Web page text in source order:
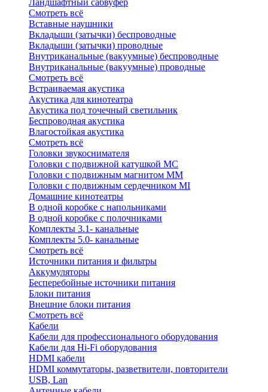
Ландшафтный сабвуфер
Смотреть всё
Вставные наушники
Вкладыши (затычки) беспроводные
Вкладыши (затычки) проводные
Внутриканальные (вакуумные) беспроводные
Внутриканальные (вакуумные) проводные
Смотреть всё
Встраиваемая акустика
Акустика для кинотеатра
Акустика под точечный светильник
Беспроводная акустика
Влагостойкая акустика
Смотреть всё
Головки звукоснимателя
Головки с подвижной катушкой MC
Головки с подвижным магнитом ММ
Головки с подвижным сердечником MI
Домашние кинотеатры
В одной коробке с напольниками
В одной коробке с полочниками
Комплекты 3.1- канальные
Комплекты 5.0- канальные
Смотреть всё
Источники питания и фильтры
Аккумуляторы
Бесперебойные источники питания
Блоки питания
Внешние блоки питания
Смотреть всё
Кабели
Кабели для профессионального оборудования
Кабели для Hi-Fi оборудования
HDMI кабели
HDMI коммутаторы, разветвители, повторители
USB, Lan